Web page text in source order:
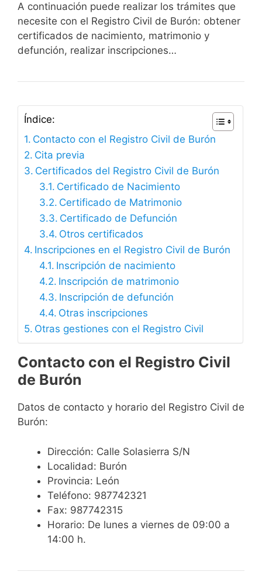
A continuación puede realizar los trámites que
necesite con el Registro Civil de Burón: obtener
certificados de nacimiento, matrimonio y
defunción, realizar inscripciones…
Índice:
Contacto con el Registro Civil de Burón
Cita previa
Certificados del Registro Civil de Burón
Certificado de Nacimiento
Certificado de Matrimonio
Certificado de Defunción
Otros certificados
Inscripciones en el Registro Civil de Burón
Inscripción de nacimiento
Inscripción de matrimonio
Inscripción de defunción
Otras inscripciones
Otras gestiones con el Registro Civil
Contacto con el Registro Civil
de Burón
Datos de contacto y horario del Registro Civil de
Burón:
Dirección: Calle Solasierra S/N
Localidad: Burón
Provincia: León
Teléfono: 987742321
Fax: 987742315
Horario: De lunes a viernes de 09:00 a
14:00 h.